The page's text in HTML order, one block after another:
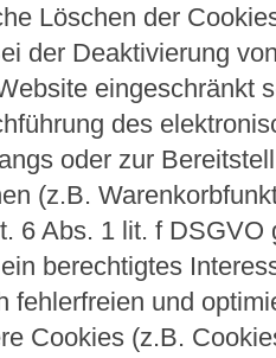
Löschen der
der Deaktivierung
eingeschränkt
des
oder zur
(z.B.
6 Abs. 1 lit. f DSGVO
berechtigtes
fehlerfreien und
Cookies (z.B.